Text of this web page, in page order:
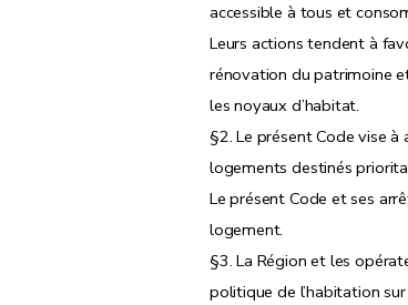
Chapitre
bis Des critères
13quater
Chapitre II
Des aides aux
Section première
Art. 14
Art. 15
Art. 16
Art. 17
Art. 18
accessible à tous et
Leurs actions tendent à
rénovation du patrimoine
les noyaux d’habitat.
§2. Le présent Code vise
logements destinés
Le présent Code et ses
logement.
§3. La Région et les
politique de l’habitation